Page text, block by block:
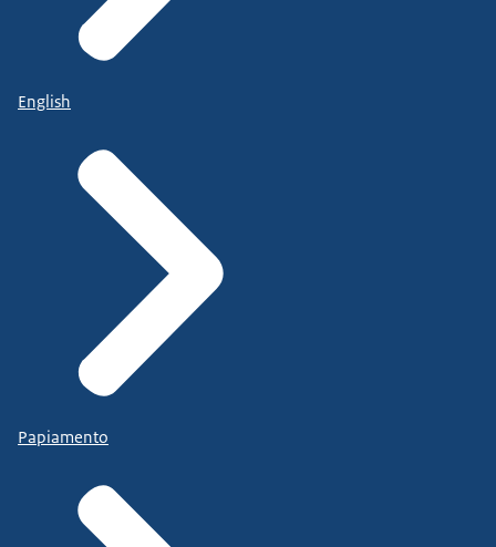
English
Papiamento